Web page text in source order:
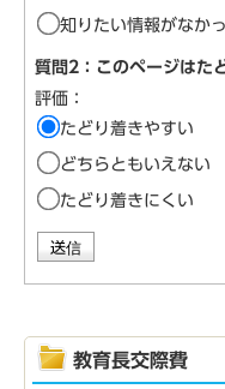
知りたい情報がなか
質問2：このページはた
評価：
たどり着きやすい
どちらともいえない
たどり着きにくい
教育長交際費